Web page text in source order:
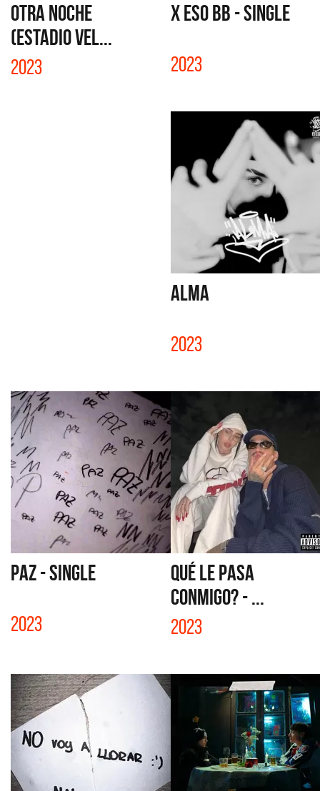
OTRA NOCHE
(ESTADIO VEL...
2023
X ESO BB - SINGLE
2023
ALMA
2023
PAZ - SINGLE
2023
QUÉ LE PASA
CONMIGO? - ...
2023